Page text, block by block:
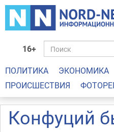
16+
ПОЛИТИКА ЭКОНОМИКА
ПРОИСШЕСТВИЯ
Конфуций